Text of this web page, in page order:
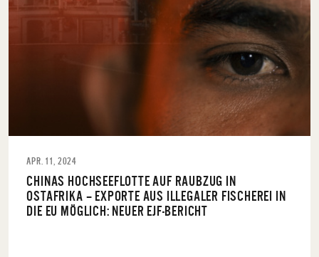
APR. 11, 2024
CHINAS HOCHSEEFLOTTE AUF RAUBZUG IN
OSTAFRIKA – EXPORTE AUS ILLEGALER FISCHEREI IN
DIE EU MÖGLICH: NEUER EJF-BERICHT